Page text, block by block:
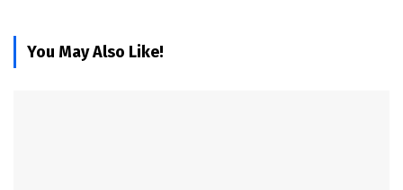
You May Also Like!